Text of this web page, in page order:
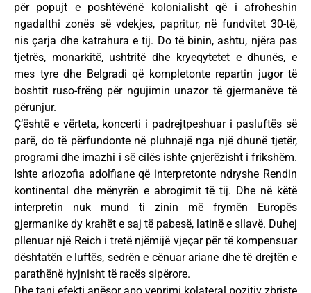
për popujt e poshtëvënë kolonialisht që i afroheshin
ngadalthi zonës së vdekjes, papritur, në fundvitet 30-të,
nis çarja dhe katrahura e tij. Do të binin, ashtu, njëra pas
tjetrës, monarkitë, ushtritë dhe kryeqytetet e dhunës, e
mes tyre dhe Belgradi që kompletonte repartin jugor të
boshtit ruso-frëng për ngujimin unazor të gjermanëve të
përunjur.
Ç’është e vërteta, koncerti i padrejtpeshuar i pasluftës së
parë, do të përfundonte në pluhnajë nga një dhunë tjetër,
programi dhe imazhi i së cilës ishte çnjerëzisht i frikshëm.
Ishte ariozofia adolfiane që interpretonte ndryshe Rendin
kontinental dhe mënyrën e abrogimit të tij. Dhe në këtë
interpretin nuk mund ti zinin më frymën Europës
gjermanike dy krahët e saj të pabesë, latinë e sllavë. Duhej
pllenuar një Reich i tretë njëmijë vjeçar për të kompensuar
dështatën e luftës, sedrën e cënuar ariane dhe të drejtën e
parathënë hyjnisht të racës sipërore.